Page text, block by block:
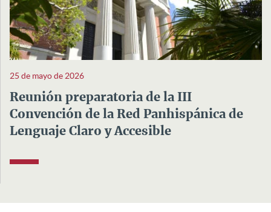
25 de mayo de 2026
Reunión preparatoria de la III
Convención de la Red Panhispánica de
Lenguaje Claro y Accesible